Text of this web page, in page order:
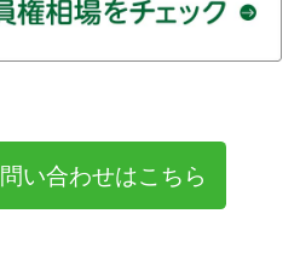
い合わせはこちら